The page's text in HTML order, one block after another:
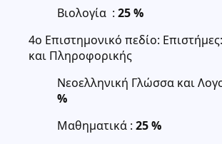
Βιολογία : 25 %
4ο Επιστημονικό πεδίο:
και Πληροφορικής
Νεοελληνική Γλώσσα και
%
Μαθηματικά : 25 %